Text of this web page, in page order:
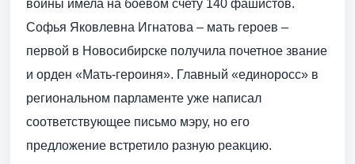
войны имела на боевом счету 140 фашистов.
Софья Яковлевна Игнатова – мать героев –
первой в Новосибирске получила почетное звание
и орден «Мать-героиня». Главный «единоросс» в
региональном парламенте уже написал
соответствующее письмо мэру, но его
предложение встретило разную реакцию.